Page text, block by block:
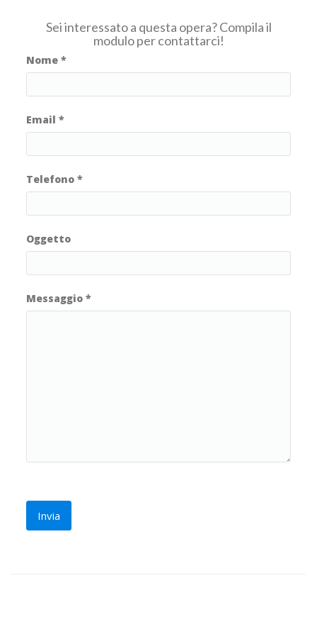
Sei interessato a questa opera? Compila il
modulo per contattarci!
Nome *
Email *
Telefono *
Oggetto
Messaggio *